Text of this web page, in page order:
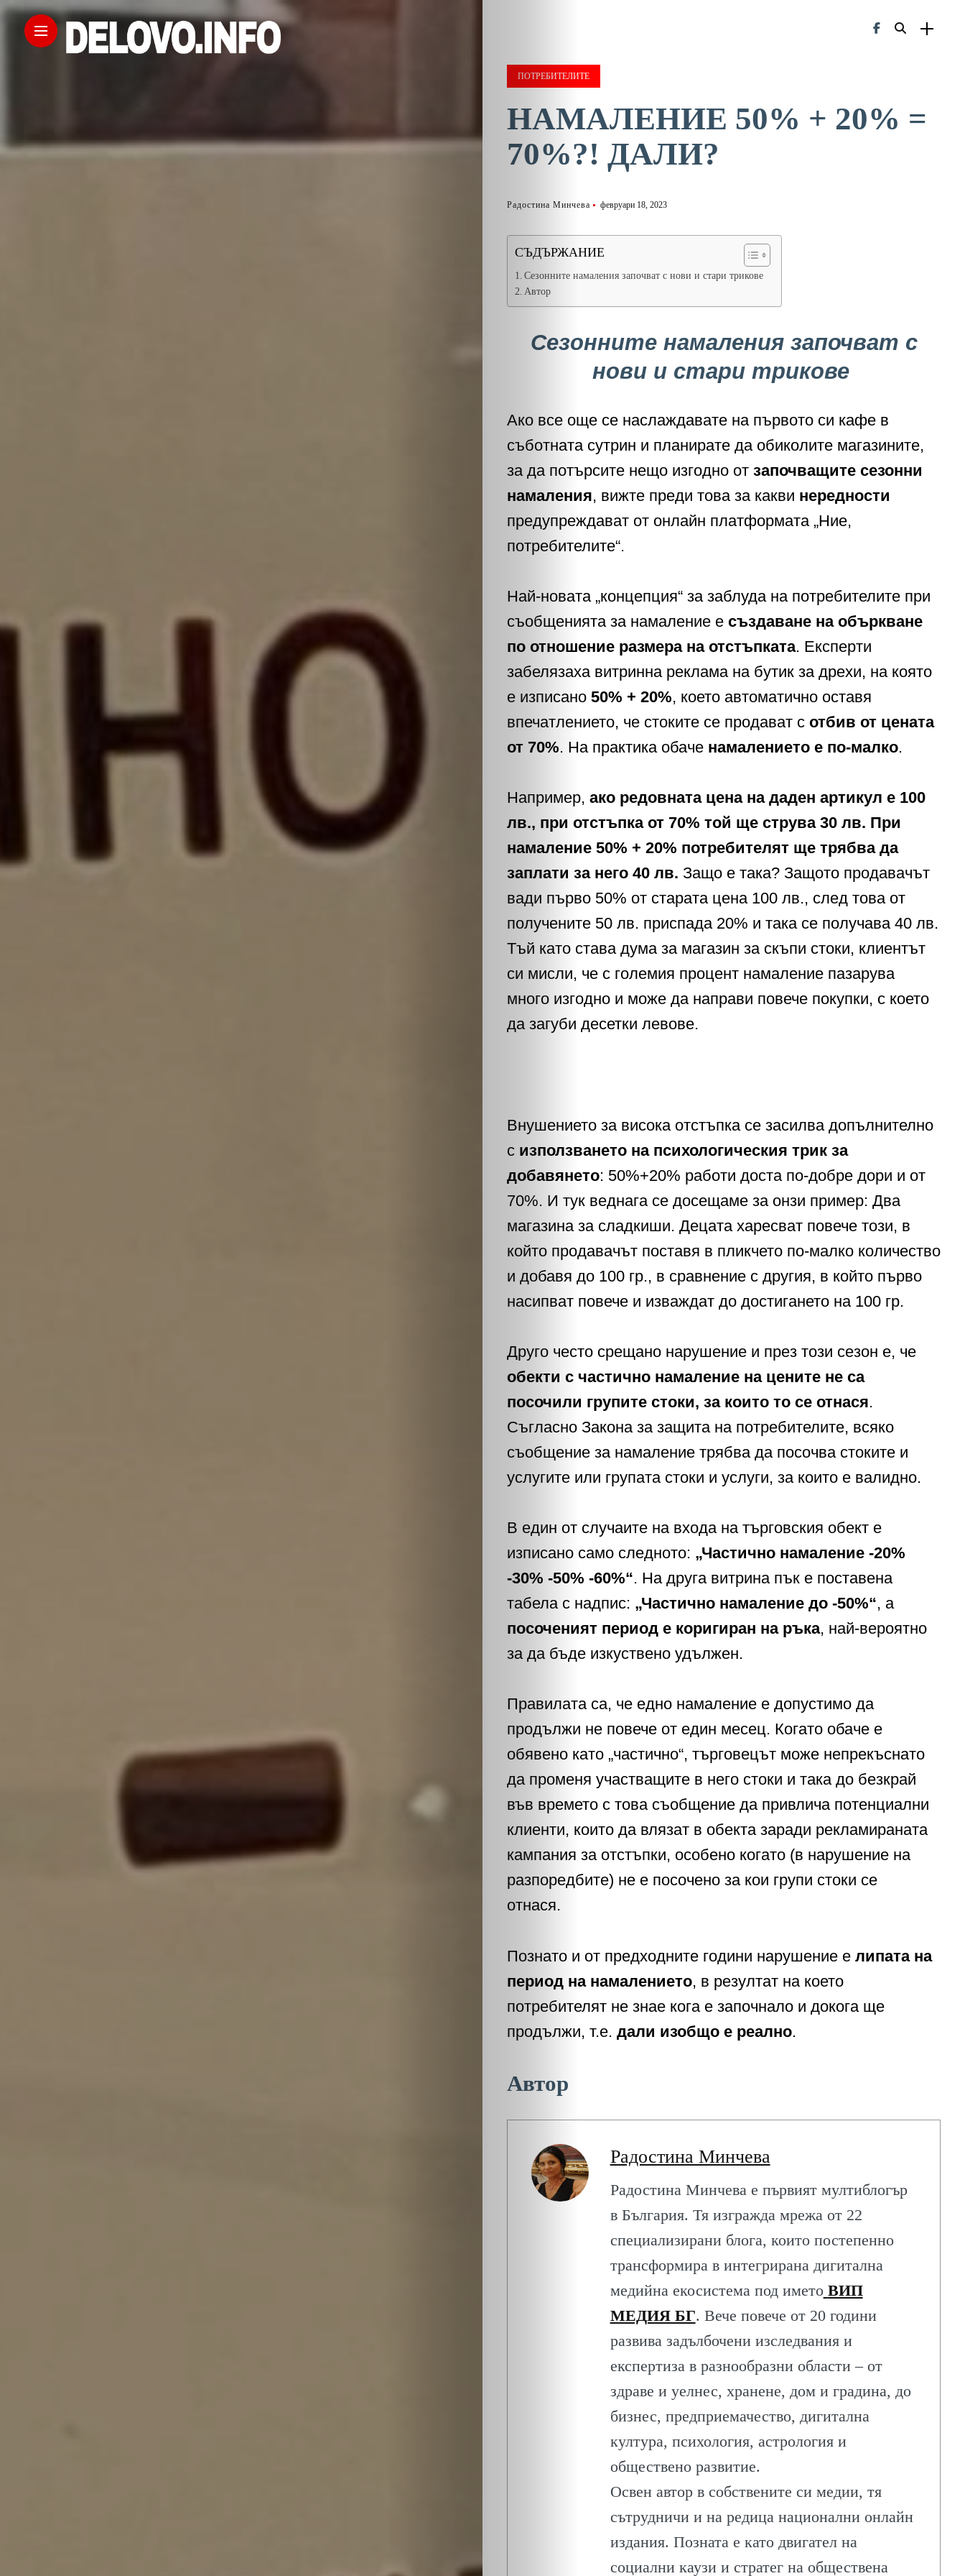
ЗА
НАС
ЛИДЕРИ
СЪБИТИЯ
БИЗНЕСЪТ
ЕКО
и
БИО
КАНТОРА
ЛИЧНОСТИ
МЕТОДИ
ЗА
УСПЕХ
ОНЛАЙН
ПАРИ
ПРОФЕСИИ
ПСИХОЛОГИЯ
ТРАНСПОРТ
ПОТРЕБИТЕЛИТЕ
НАМАЛЕНИЕ 50% + 20% =
70%?! ДАЛИ?
Радостина Минчева февруари 18, 2023
СЪДЪРЖАНИЕ
Сезонните намаления започват с нови и стари трикове
Автор
Сезонните намаления започват с
нови и стари трикове
Ако все още се наслаждавате на първото си кафе в
съботната сутрин и планирате да обиколите магазините,
за да потърсите нещо изгодно от започващите сезонни
намаления, вижте преди това за какви нередности
предупреждават от онлайн платформата „Ние,
потребителите“.
Най-новата „концепция“ за заблуда на потребителите при
съобщенията за намаление е създаване на объркване
по отношение размера на отстъпката. Експерти
забелязаха витринна реклама на бутик за дрехи, на която
е изписано 50% + 20%, което автоматично оставя
впечатлението, че стоките се продават с отбив от цената
от 70%. На практика обаче намалението е по-малко.
Например, ако редовната цена на даден артикул е 100
лв., при отстъпка от 70% той ще струва 30 лв. При
намаление 50% + 20% потребителят ще трябва да
заплати за него 40 лв. Защо е така? Защото продавачът
вади първо 50% от старата цена 100 лв., след това от
получените 50 лв. приспада 20% и така се получава 40 лв.
Тъй като става дума за магазин за скъпи стоки, клиентът
си мисли, че с големия процент намаление пазарува
много изгодно и може да направи повече покупки, с което
да загуби десетки левове.
Внушението за висока отстъпка се засилва допълнително
с използването на психологическия трик за
добавянето: 50%+20% работи доста по-добре дори и от
70%. И тук веднага се досещаме за онзи пример: Два
магазина за сладкиши. Децата харесват повече този, в
който продавачът поставя в пликчето по-малко количество
и добавя до 100 гр., в сравнение с другия, в който първо
насипват повече и изваждат до достигането на 100 гр.
Друго често срещано нарушение и през този сезон е, че
обекти с частично намаление на цените не са
посочили групите стоки, за които то се отнася.
Съгласно Закона за защита на потребителите, всяко
съобщение за намаление трябва да посочва стоките и
услугите или групата стоки и услуги, за които е валидно.
В един от случаите на входа на търговския обект е
изписано само следното: „Частично намаление -20%
-30% -50% -60%“. На друга витрина пък е поставена
табела с надпис: „Частично намаление до -50%“, а
посоченият период е коригиран на ръка, най-вероятно
за да бъде изкуствено удължен.
Правилата са, че едно намаление е допустимо да
продължи не повече от един месец. Когато обаче е
обявено като „частично“, търговецът може непрекъснато
да променя участващите в него стоки и така до безкрай
във времето с това съобщение да привлича потенциални
клиенти, които да влязат в обекта заради рекламираната
кампания за отстъпки, особено когато (в нарушение на
разпоредбите) не е посочено за кои групи стоки се
отнася.
Познато и от предходните години нарушение е липата на
период на намалението, в резултат на което
потребителят не знае кога е започнало и докога ще
продължи, т.е. дали изобщо е реално.
Автор
Радостина Минчева
Радостина Минчева е първият мултиблогър
в България. Тя изгражда мрежа от 22
специализирани блога, които постепенно
трансформира в интегрирана дигитална
медийна екосистема под името ВИП
МЕДИЯ БГ. Вече повече от 20 години
развива задълбочени изследвания и
експертиза в разнообразни области – от
здраве и уелнес, хранене, дом и градина, до
бизнес, предприемачество, дигитална
култура, психология, астрология и
обществено развитие.
Освен автор в собствените си медии, тя
сътрудничи и на редица национални онлайн
издания. Позната е като двигател на
социални каузи и стратег на обществена